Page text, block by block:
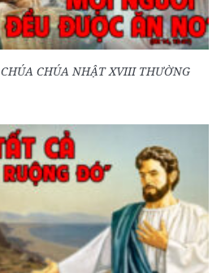
CHÚA NHẬT XVIII THƯỜNG